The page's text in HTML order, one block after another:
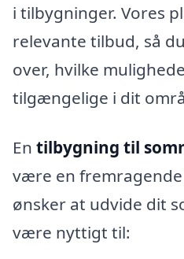
i tilbygninger. Vores
relevante tilbud, så
over, hvilke
tilgængelige i dit
En tilbygning til
være en
ønsker at udvide dit
være nyttigt til: